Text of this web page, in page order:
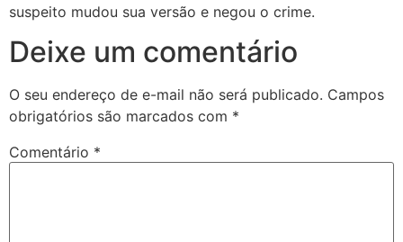
suspeito mudou sua versão e negou o crime.
Deixe um comentário
O seu endereço de e-mail não será publicado. Campos
obrigatórios são marcados com *
Comentário *